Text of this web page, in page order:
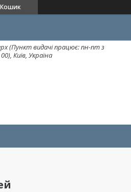
Кошик
(Пункт видачі працює: пн-пт з
Київ, Україна